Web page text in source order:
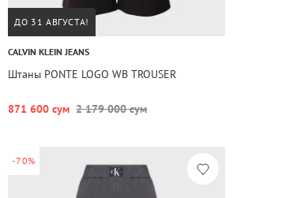
ДО 31 АВГУСТА!
CALVIN KLEIN JEANS
Штаны PONTE LOGO WB TROUSER
871 600 сум 2 179 000 сум
-70%